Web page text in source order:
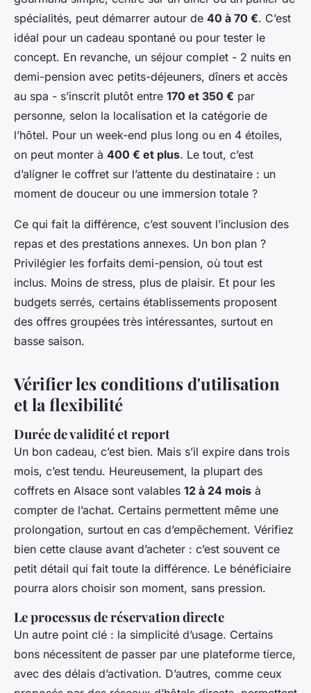
spécialités, peut démarrer autour de 40 à 70 €. C’est
idéal pour un cadeau spontané ou pour tester le
concept. En revanche, un séjour complet - 2 nuits en
demi-pension avec petits-déjeuners, dîners et accès
au spa - s’inscrit plutôt entre 170 et 350 € par
personne, selon la localisation et la catégorie de
l’hôtel. Pour un week-end plus long ou en 4 étoiles,
on peut monter à 400 € et plus. Le tout, c’est
d’aligner le coffret sur l’attente du destinataire : un
moment de douceur ou une immersion totale ?
Ce qui fait la différence, c’est souvent l’inclusion des
repas et des prestations annexes. Un bon plan ?
Privilégier les forfaits demi-pension, où tout est
inclus. Moins de stress, plus de plaisir. Et pour les
budgets serrés, certains établissements proposent
des offres groupées très intéressantes, surtout en
basse saison.
Vérifier les conditions d'utilisation
et la flexibilité
Durée de validité et report
Un bon cadeau, c’est bien. Mais s’il expire dans trois
mois, c’est tendu. Heureusement, la plupart des
coffrets en Alsace sont valables 12 à 24 mois à
compter de l’achat. Certains permettent même une
prolongation, surtout en cas d’empêchement. Vérifiez
bien cette clause avant d’acheter : c’est souvent ce
petit détail qui fait toute la différence. Le bénéficiaire
pourra alors choisir son moment, sans pression.
Le processus de réservation directe
Un autre point clé : la simplicité d’usage. Certains
bons nécessitent de passer par une plateforme tierce,
avec des délais d’activation. D’autres, comme ceux